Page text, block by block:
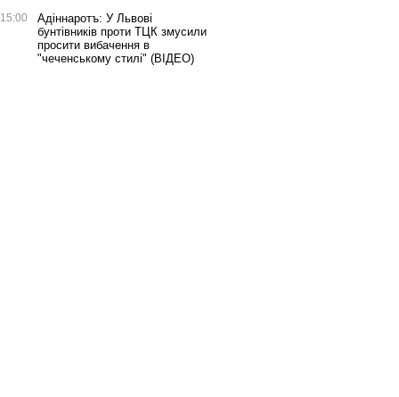
15:00
Адіннаротъ: У Львові
бунтівників проти ТЦК змусили
просити вибачення в
"чеченському стилі" (ВІДЕО)